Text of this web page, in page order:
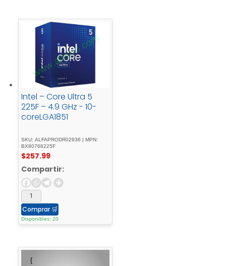
Intel – Core Ultra 5
225F – 4.9 GHz - 10-
coreLGA1851
SKU: ALFAPRODR02936 | MPN:
BX80768225F
$257.99
Compartir:
Comprar 🛒
Disponibles: 20